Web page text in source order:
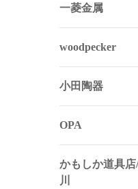
一菱金属
woodpecker
小田陶器
OPA
かもしか道具
川